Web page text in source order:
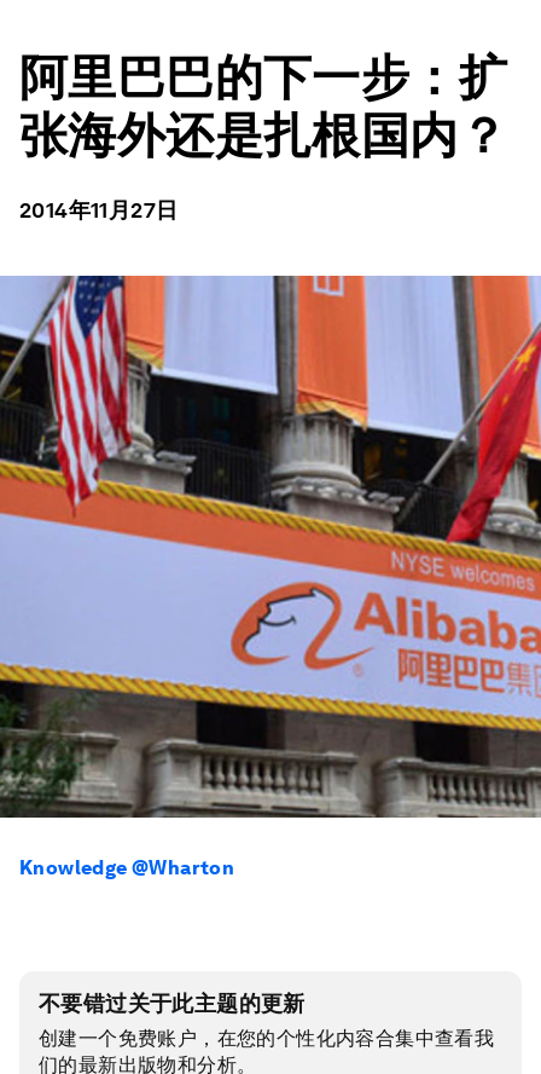
阿里巴巴的下一步：扩
张海外还是扎根国内？
2014年11月27日
Knowledge @Wharton
不要错过关于此主题的更新
创建一个免费账户，在您的个性化内容合集中查看我
们的最新出版物和分析。